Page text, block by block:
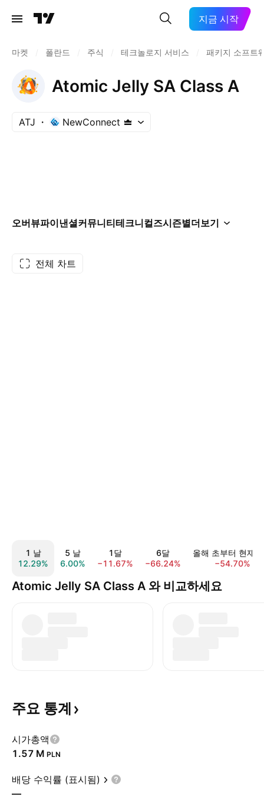
지금 시작
마켓 폴란드 주식 테크놀로지 서비스 패키지 소프트
Atomic Jelly SA Class A
ATJ NewConnect
오버뷰파이낸셜커뮤니티테크니컬즈시즌별더보기
전체 차트
1 날
12.29%
5 날
6.00%
1달
−11.67%
6달
−66.24%
올해 초부터 현재
−54.70%
Atomic Jelly SA Class A 와 비교하세요
주요 통계
시가총액
‪1.57 M‬ PLN
배당 수익률 (표시됨)
—